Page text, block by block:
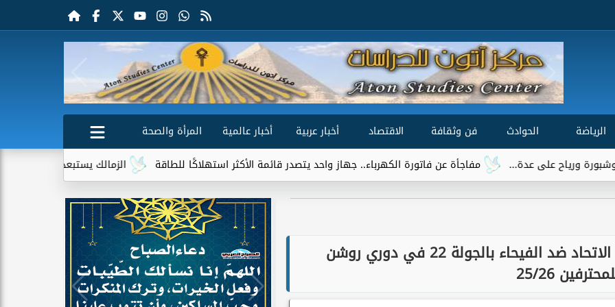
الرياضة الحوادث فن وثقافة الاقتصاد أخبار عربية أخبار عالمية
المرأة والصحة
الزمالك يستبعد 4 لاعبين شباب من حساباته في الموسم الجديد
مفاجأة عن فاتورة الكهرباء.. جهاز واحد يتصدر قائمة الأكثر استهلاكًا للطاقة
معشوق الجماهير.. معلق مباراة الاتحاد ضد الفيحاء بالجولة 22 في دوري روشن
25/26